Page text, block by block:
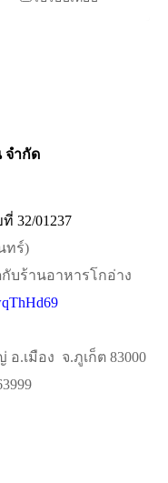
จำกัด
32/01237
ทร์)​
บร้านอาหารโกอ่าง
.เมือง จ.ภูเก็ต 83000